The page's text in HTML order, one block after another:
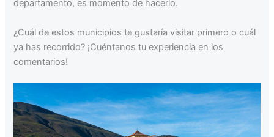
departamento, es momento de hacerlo.
¿Cuál de estos municipios te gustaría visitar primero o cuál
ya has recorrido? ¡Cuéntanos tu experiencia en los
comentarios!